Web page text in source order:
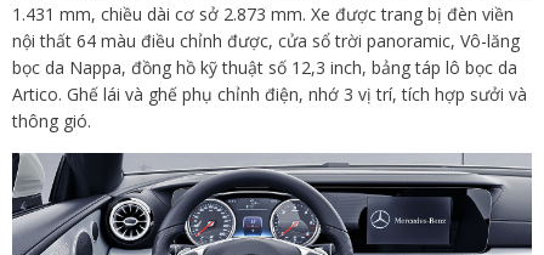
1.431 mm, chiều dài cơ sở 2.873 mm. Xe được trang bị đèn viền
nội thất 64 màu điều chỉnh được, cửa sổ trời panoramic, Vô-lăng
bọc da Nappa, đồng hồ kỹ thuật số 12,3 inch, bảng táp lô bọc da
Artico. Ghế lái và ghế phụ chỉnh điện, nhớ 3 vị trí, tích hợp sưởi và
thông gió.